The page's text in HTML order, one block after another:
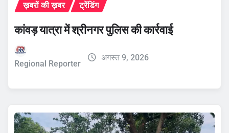
ख़बरों की ख़बर ट्रेंडिंग
कांवड़ यात्रा में श्रीनगर पुलिस की कार्रवाई
Regional Reporter
अगस्त 9, 2026